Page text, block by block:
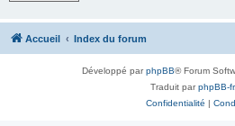
Accueil Index du forum
Développé parphpBB® Forum
Traduit parphpBB-
Confidentialité |